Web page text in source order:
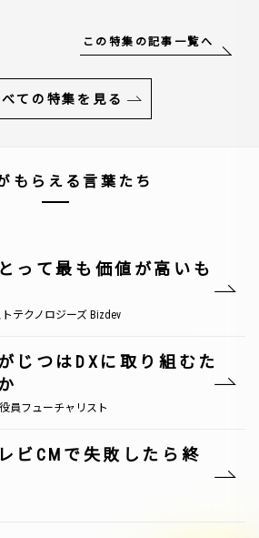
この特集の記事一覧へ
ての特集を見る
もらえる言葉たち
って最も価値が高いも
テクノロジーズ Bizdev
じつはDXに取り組むた
員フューチャリスト
ビCMで失敗したら終